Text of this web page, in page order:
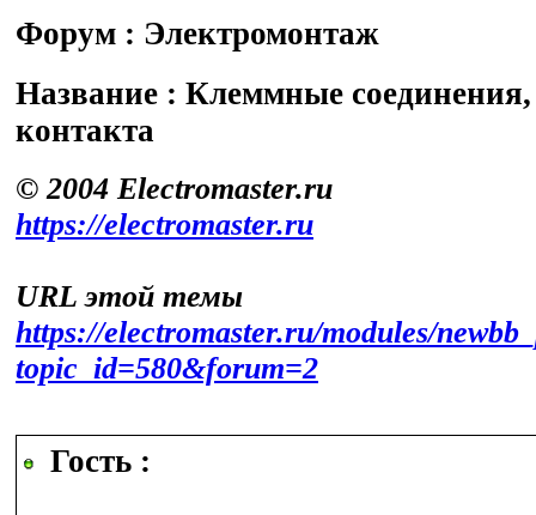
Форум : Электромонтаж
Название : Клеммные соединения,
контакта
© 2004 Electromaster.ru
https://electromaster.ru
URL этой темы
https://electromaster.ru/modules/
topic_id=580&forum=2
Гость :